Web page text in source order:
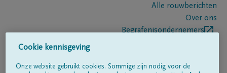
Alle rouwberichten
Over ons
Begrafenisondernemers
Cookie kennisgeving
Onze website gebruikt cookies. Sommige zijn nodig voor de